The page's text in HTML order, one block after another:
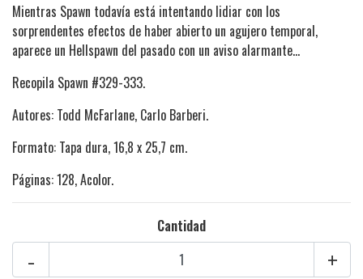
Mientras Spawn todavía está intentando lidiar con los
sorprendentes efectos de haber abierto un agujero temporal,
aparece un Hellspawn del pasado con un aviso alarmante…
Recopila Spawn #329-333.
Autores: Todd McFarlane, Carlo Barberi.
Formato: Tapa dura, 16,8 x 25,7 cm.
Páginas: 128, Acolor.
Cantidad
+
-